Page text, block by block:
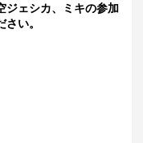
ジェシカ、ミキの参加
い。